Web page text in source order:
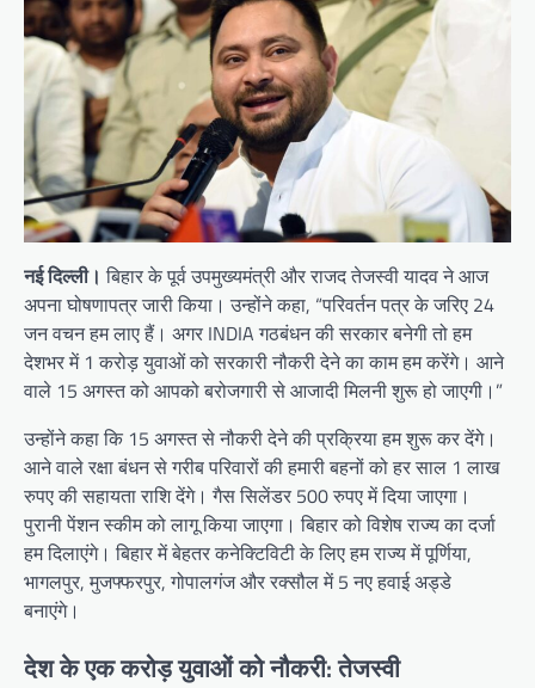
नई दिल्ली। बिहार के पूर्व उपमुख्यमंत्री और राजद तेजस्वी यादव ने आज
अपना घोषणापत्र जारी किया। उन्होंने कहा, “परिवर्तन पत्र के जरिए 24
जन वचन हम लाए हैं। अगर INDIA गठबंधन की सरकार बनेगी तो हम
देशभर में 1 करोड़ युवाओं को सरकारी नौकरी देने का काम हम करेंगे। आने
वाले 15 अगस्त को आपको बरोजगारी से आजादी मिलनी शुरू हो जाएगी।”
उन्होंने कहा कि 15 अगस्त से नौकरी देने की प्रक्रिया हम शुरू कर देंगे।
आने वाले रक्षा बंधन से गरीब परिवारों की हमारी बहनों को हर साल 1 लाख
रुपए की सहायता राशि देंगे। गैस सिलेंडर 500 रुपए में दिया जाएगा।
पुरानी पेंशन स्कीम को लागू किया जाएगा। बिहार को विशेष राज्य का दर्जा
हम दिलाएंगे। बिहार में बेहतर कनेक्टिविटी के लिए हम राज्य में पूर्णिया,
भागलपुर, मुजफ्फरपुर, गोपालगंज और रक्सौल में 5 नए हवाई अड्डे
बनाएंगे।
देश के एक करोड़ युवाओं को नौकरी: तेजस्वी